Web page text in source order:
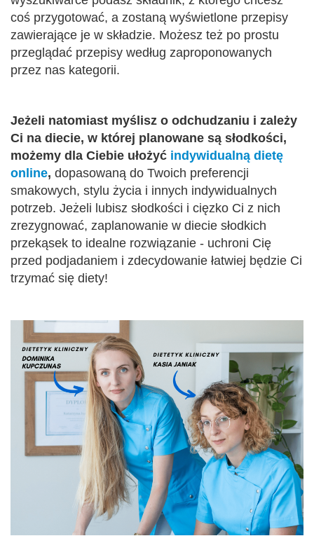
coś przygotować, a zostaną wyświetlone przepisy
zawierające je w składzie. Możesz też po prostu
przeglądać przepisy według zaproponowanych
przez nas kategorii.
Jeżeli natomiast myślisz o odchudzaniu i zależy
Ci na diecie, w której planowane są słodkości,
możemy dla Ciebie ułożyć indywidualną dietę
online, dopasowaną do Twoich preferencji
smakowych, stylu życia i innych indywidualnych
potrzeb. Jeżeli lubisz słodkości i cięzko Ci z nich
zrezygnować, zaplanowanie w diecie słodkich
przekąsek to idealne rozwiązanie - uchroni Cię
przed podjadaniem i zdecydowanie łatwiej będzie Ci
trzymać się diety!